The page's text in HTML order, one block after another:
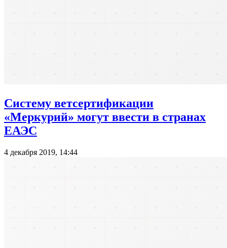
Систему ветсертификации
«Меркурий» могут ввести в странах
ЕАЭС
4 декабря 2019, 14:44